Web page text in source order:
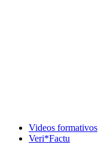
Videos formativos
Veri*Factu